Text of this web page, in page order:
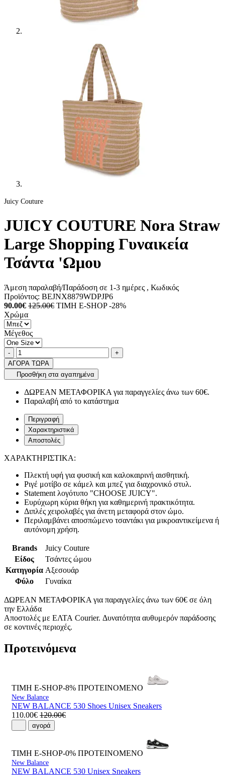
Juicy Couture
JUICY COUTURE Nora Straw
Large Shopping Γυναικεία
Τσάντα 'Ωμου
Άμεση παραλαβή/Παράδοση σε 1-3 ημέρες , Κωδικός
Προϊόντος: BEJNX8879WDPJP6
90.00€ 125.00€ ΤΙΜΗ E-SHOP -28%
Χρώμα
Μέγεθος
Ποσότητα
-product.increase.quantity +
ΑΓΟΡΑ ΤΩΡΑ
Προσθήκη στα αγαπημένα
ΔΩΡΕΑΝ ΜΕΤΑΦΟΡΙΚΑ για παραγγελίες άνω των 60€.
Παραλαβή από το κατάστημα
Περιγραφή
Χαρακτηριστικά
Αποστολές
ΧΑΡΑΚΤΗΡΙΣΤΙΚΑ:
Πλεκτή υφή για φυσική και καλοκαιρινή αισθητική.
Ριγέ μοτίβο σε κάμελ και μπεζ για διαχρονικό στυλ.
Statement λογότυπο "CHOOSE JUICY".
Ευρύχωρη κύρια θήκη για καθημερινή πρακτικότητα.
Διπλές χειρολαβές για άνετη μεταφορά στον ώμο.
Περιλαμβάνει αποσπώμενο τσαντάκι για μικροαντικείμενα ή
αυτόνομη χρήση.
Brands
Juicy Couture
Είδος
Τσάντες ώμου
Κατηγορία Αξεσουάρ
Φύλο
Γυναίκα
ΔΩΡΕΑΝ ΜΕΤΑΦΟΡΙΚΑ για παραγγελίες άνω των 60€ σε όλη
την Ελλάδα
Αποστολές με ΕΛΤΑ Courier. Δυνατότητα αυθυμερόν παράδοσης
σε κοντινές περιοχές.
Προτεινόμενα
ΤΙΜΗ E-SHOP-8% ΠΡΟΤΕΙΝΟΜΕΝΟ
New Balance
NEW BALANCE 530 Shoes Unisex Sneakers
110.00€ 120.00€
αγορά
ΤΙΜΗ E-SHOP-0% ΠΡΟΤΕΙΝΟΜΕΝΟ
New Balance
NEW BALANCE 530 Unisex Sneakers